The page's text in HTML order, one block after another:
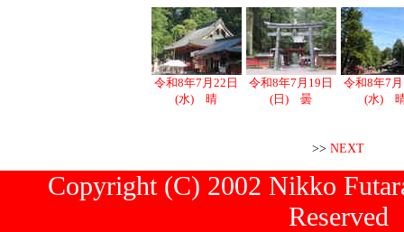
令和8年7月22日
(水) 晴
令和8年7月19日
(日) 曇
令和8年7
(水)
>> NEXT
Copyright (C) 2002 Nikko
Reserved